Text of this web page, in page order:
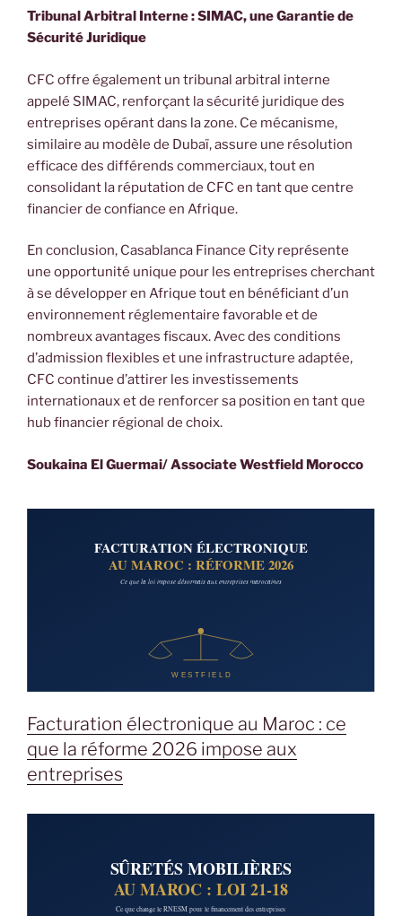
Tribunal Arbitral Interne : SIMAC, une Garantie de
Sécurité Juridique
CFC offre également un tribunal arbitral interne
appelé SIMAC, renforçant la sécurité juridique des
entreprises opérant dans la zone. Ce mécanisme,
similaire au modèle de Dubaï, assure une résolution
efficace des différends commerciaux, tout en
consolidant la réputation de CFC en tant que centre
financier de confiance en Afrique.
En conclusion, Casablanca Finance City représente
une opportunité unique pour les entreprises cherchant
à se développer en Afrique tout en bénéficiant d’un
environnement réglementaire favorable et de
nombreux avantages fiscaux. Avec des conditions
d’admission flexibles et une infrastructure adaptée,
CFC continue d’attirer les investissements
internationaux et de renforcer sa position en tant que
hub financier régional de choix.
Soukaina El Guermai/ Associate Westfield Morocco
Facturation électronique au Maroc : ce
que la réforme 2026 impose aux
entreprises